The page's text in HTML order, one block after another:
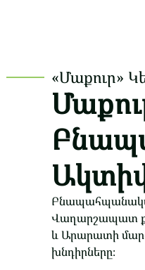
«Մաքուր»
Վաղարշապատ
և Արարատի
խնդիրները։